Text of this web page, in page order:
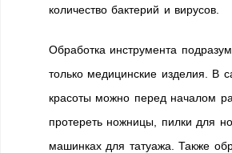
количество бактерий и вирусов.
Обработка инструмента
только медицинские изделия. В
красоты можно перед началом
протереть ножницы, пилки для
машинках для татуажа. Также